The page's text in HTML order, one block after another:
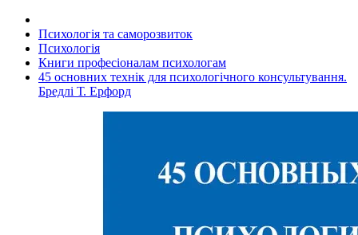
Психологія та саморозвиток
Психологія
Книги професіоналам психологам
45 основних технік для психологічного консультування.
Бредлі Т. Ерфорд